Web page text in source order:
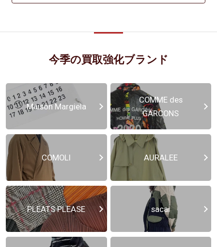
今季の買取強化ブランド
Maison Margiela
COMME des
GARCONS
COMOLI AURALEE
PLEATS PLEASE sacai